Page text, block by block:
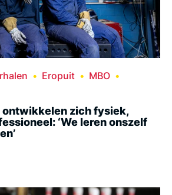
Eropuit
MBO
ontwikkelen zich fysiek,
‘We leren onszelf